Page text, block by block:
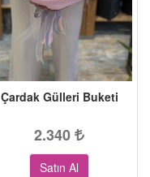
Çardak Gülleri Buketi
2.340
Satın Al